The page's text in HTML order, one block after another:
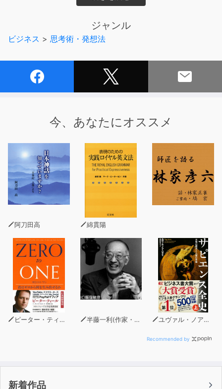
３、じっくりと思考できる人
あなたはこの3タイプの「頭のイイ人」のうち、どのタイ
プになりたいですか？
ジャンル
ビジネス > 思考術・発想法
今、あなたにオススメ
阿刀田高 綿貫陽
ピーター・ティール 半藤一利(作家・昭和史研究家) ユヴァル・ノア・ハラリ
Recommended by
新着作品